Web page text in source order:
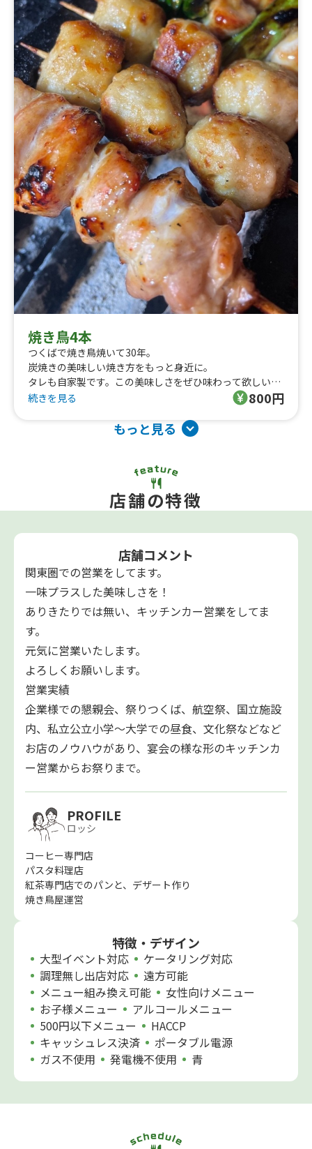
焼き鳥4本
つくばで焼き鳥焼いて30年。
炭焼きの美味しい焼き方をもっと身近に。
タレも自家製です。この美味しさをぜひ味わって欲しいで
す。
続きを見る
800円
もっと見る
店舗の特徴
店舗コメント
関東圏での営業をしてます。
一味プラスした美味しさを！
ありきたりでは無い、キッチンカー営業をしてま
す。
元気に営業いたします。
よろしくお願いします。
営業実績
企業様での懇親会、祭りつくば、航空祭、国立施設
内、私立公立小学〜大学での昼食、文化祭などなど
お店のノウハウがあり、宴会の様な形のキッチンカ
ー営業からお祭りまで。
PROFILE
ロッシ
コーヒー専門店
パスタ料理店
紅茶専門店でのパンと、デザート作り
焼き鳥屋運営
特徴・デザイン
大型イベント対応
ケータリング対応
調理無し出店対応
遠方可能
メニュー組み換え可能
女性向けメニュー
お子様メニュー
アルコールメニュー
500円以下メニュー
HACCP
キャッシュレス決済
ポータブル電源
ガス不使用
発電機不使用 青